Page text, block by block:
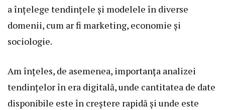
a înțelege tendințele și modelele în diverse
domenii, cum ar fi marketing, economie și
sociologie.
Am înțeles, de asemenea, importanța analizei
tendințelor în era digitală, unde cantitatea de date
disponibile este în creștere rapidă și unde este